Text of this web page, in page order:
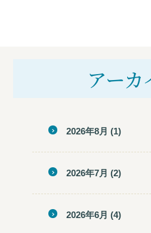
アーカ
2026年8月 (1)
2026年7月 (2)
2026年6月 (4)